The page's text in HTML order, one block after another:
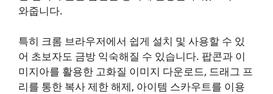
와줍니다.
특히 크롬 브라우저에서 쉽게 설치 및 사용할 수 있
어 초보자도 금방 익숙해질 수 있습니다. 팝콘과 이
미지아를 활용한 고화질 이미지 다운로드, 드래그 프
리를 통한 복사 제한 해제, 아이템 스카우트를 이용